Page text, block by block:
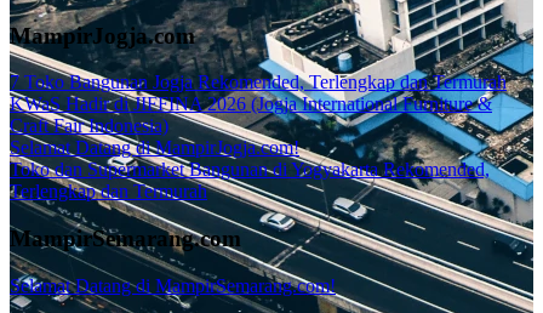
MampirJogja.com
7 Toko Bangunan Jogja Rekomended, Terlengkap dan Termurah
KWaS Hadir di JIFFINA 2026 (Jogja International Furniture &
Craft Fair Indonesia)
Selamat Datang di MampirJogja.com!
Toko dan Supermarket Bangunan di Yogyakarta Rekomended,
Terlengkap dan Termurah
MampirSemarang.com
Selamat Datang di MampirSemarang.com!